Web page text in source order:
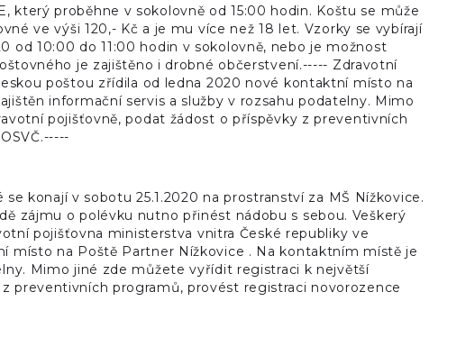
který proběhne v sokolovně od 15:00 hodin. Koštu se může
ve výši 120,- Kč a je mu více než 18 let. Vzorky se vybírají
od 10:00 do 11:00 hodin v sokolovně, nebo je možnost
je zajištěno i drobné občerstvení.----- Zdravotní
poštou zřídila od ledna 2020 nové kontaktní místo na
informační servis a služby v rozsahu podatelny. Mimo
pojišťovně, podat žádost o příspěvky z preventivních
konají v sobotu 25.1.2020 na prostranství za MŠ Nížkovice.
zájmu o polévku nutno přinést nádobu s sebou. Veškerý
pojišťovna ministerstva vnitra České republiky ve
místo na Poště Partner Nížkovice . Na kontaktním místě je
Mimo jiné zde můžete vyřídit registraci k největší
preventivních programů, provést registraci novorozence